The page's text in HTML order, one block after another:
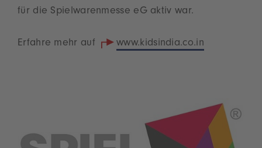
für die Spielwarenmesse eG aktiv war.
Erfahre mehr auf www.kidsindia.co.in